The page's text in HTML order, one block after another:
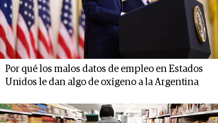
Por qué los malos datos de empleo en Estados
Unidos le dan algo de oxígeno a la Argentina